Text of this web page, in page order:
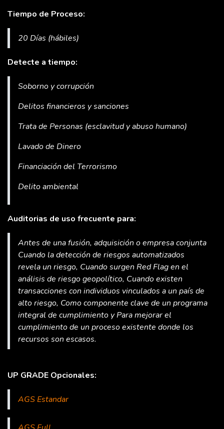
Tiempo de Proceso:
20 Días (hábiles)
Detecte a tiempo:
Soborno y corrupción
Delitos financieros y sanciones
Trata de Personas (esclavitud y abuso humano)
Lavado de Dinero
Financiación del Terrorismo
Delito ambiental
Auditorias de uso frecuente para:
Antes de una fusión, adquisición o empresa conjunta
Cuando la detección de riesgos automatizados
revela un riesgo, Cuando surgen Red Flag en el
análisis de riesgo geopolítico, Cuando existen
transacciones con individuos vinculados a un país de
alto riesgo, Como componente clave de un programa
integral de cumplimiento y Para mejorar el
cumplimiento de un proceso existente donde los
recursos son escasos.
UP GRADE Opcionales:
AGS Estandar